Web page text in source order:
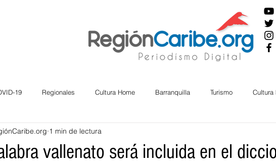
19 Regionales Cultura Home Barranquilla Turismo Cultura
La Guajira Cesar
vallenato será incluida en el
1 min de lectura